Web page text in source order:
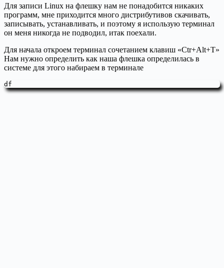
Для записи Linux на флешку нам не понадобится никаких
программ, мне приходится много дистрибутивов скачивать,
записывать, устанавливать, и поэтому я использую терминал
он меня никогда не подводил, итак поехали.
Для начала откроем терминал сочетанием клавиш «Ctr+Alt+T»
Нам нужно определить как наша флешка определилась в
системе для этого набираем в терминале
df